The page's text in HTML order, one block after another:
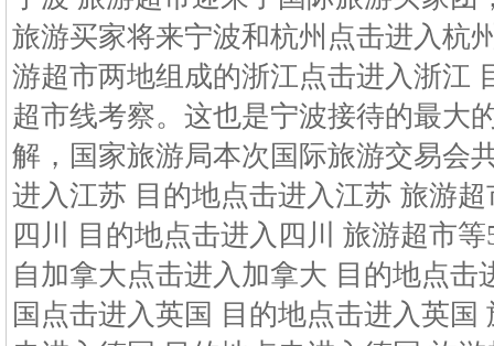
旅游买家将来宁波和杭州点击进入杭
游超市两地组成的浙江点击进入浙江
超市线考察。这也是宁波接待的最大
解，国家旅游局本次国际旅游交易会
进入江苏 目的地点击进入江苏 旅游
四川 目的地点击进入四川 旅游超市
自加拿大点击进入加拿大 目的地点击
国点击进入英国 目的地点击进入英国